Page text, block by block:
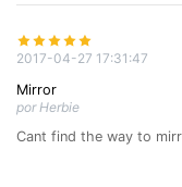
2017-04-27 17:31:47
Mirror
por Herbie
Cant find the way to